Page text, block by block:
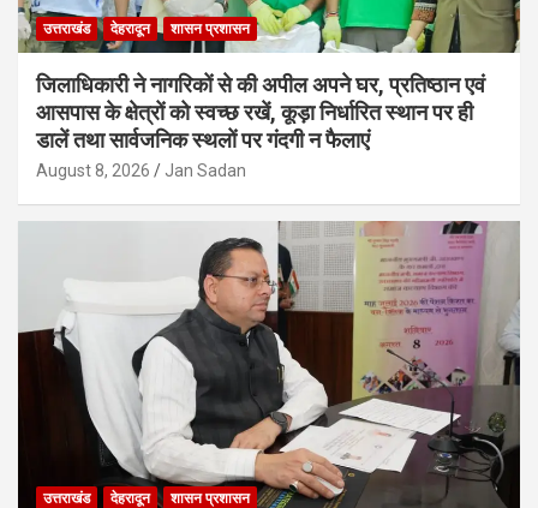
उत्तराखंड देहरादून शासन प्रशासन
जिलाधिकारी ने नागरिकों से की अपील अपने घर, प्रतिष्ठान एवं
आसपास के क्षेत्रों को स्वच्छ रखें, कूड़ा निर्धारित स्थान पर ही
डालें तथा सार्वजनिक स्थलों पर गंदगी न फैलाएं
August 8, 2026 Jan Sadan
उत्तराखंड देहरादून शासन प्रशासन